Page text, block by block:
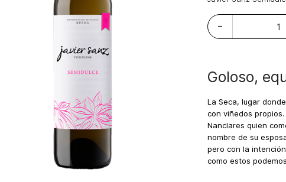
-
Goloso,
La Seca, lugar
con viñedos
Nanclares quien
nombre de su
pero con la
como estos